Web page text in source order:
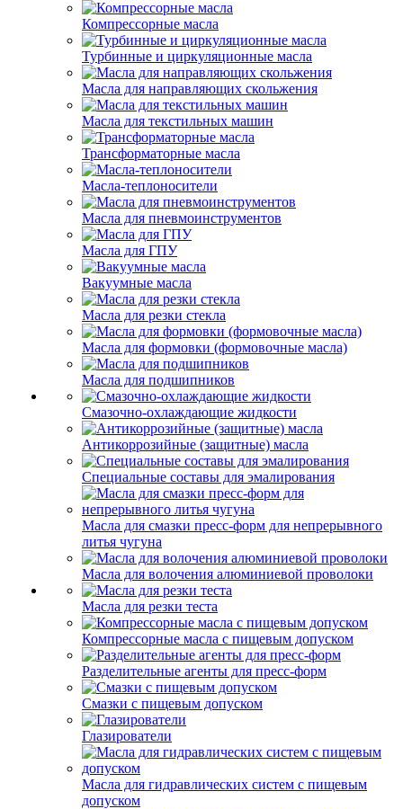
Компрессорные масла
Турбинные и циркуляционные масла
Масла для направляющих скольжения
Масла для текстильных машин
Трансформаторные масла
Масла-теплоносители
Масла для пневмоинструментов
Масла для ГПУ
Вакуумные масла
Масла для резки стекла
Масла для формовки (формовочные масла)
Масла для подшипников
Смазочно-охлаждающие жидкости
Антикоррозийные (защитные) масла
Специальные составы для эмалирования
Масла для смазки пресс-форм для непрерывного
литья чугуна
Масла для волочения алюминиевой проволоки
Масла для резки теста
Компрессорные масла с пищевым допуском
Разделительные агенты для пресс-форм
Смазки с пищевым допуском
Глазирователи
Масла для гидравлических систем с пищевым
допуском